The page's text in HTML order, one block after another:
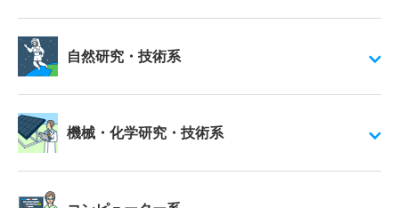
自然研究・技術系
機械・化学研究・技術系